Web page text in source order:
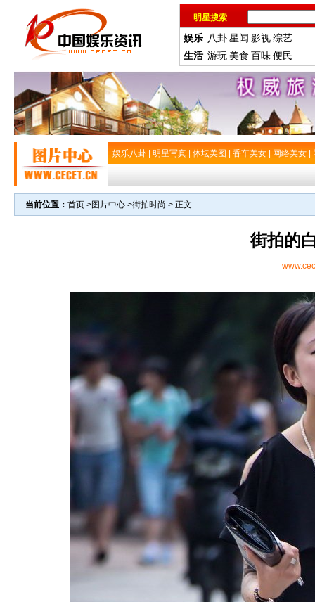
明星搜索
娱乐 八卦星闻 影视综艺
生活 游玩 美食 百味便民
娱乐八卦 明星写真 体坛美图 香车美女 网络美女
当前位置： 首页 >图片中心 >街拍时尚 > 正文
街拍的